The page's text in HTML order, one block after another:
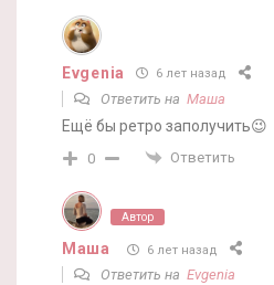
Evgenia 6 лет назад
Ответить на Маша
Ещё бы ретро заполучить😉
0 Ответить
Автор
Маша 6 лет назад
Ответить на Evgenia